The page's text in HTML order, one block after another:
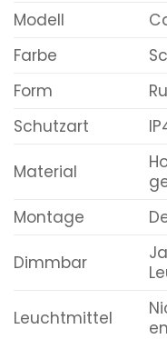
Modell
Farbe
Form
Schutzart
Material
Montage
Dimmbar
Leuchtmittel